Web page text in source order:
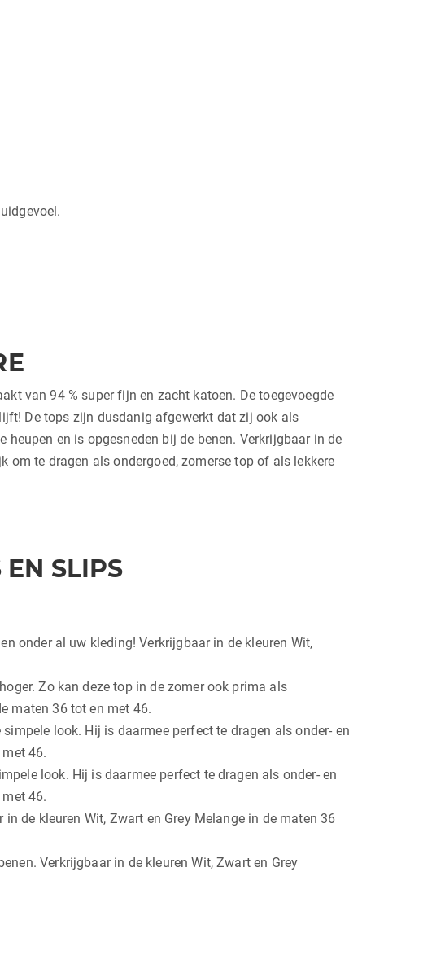
van 94 % super fijn en zacht katoen. De toegevoegde
De tops zijn dusdanig afgewerkt dat zij ook als
en is opgesneden bij de benen. Verkrijgbaar in de
om te dragen als ondergoed, zomerse top of als lekkere
SLIPS
onder al uw kleding! Verkrijgbaar in de kleuren Wit,
Zo kan deze top in de zomer ook prima als
maten 36 tot en met 46.
look. Hij is daarmee perfect te dragen als onder- en
46.
look. Hij is daarmee perfect te dragen als onder- en
46.
de kleuren Wit, Zwart en Grey Melange in de maten 36
Verkrijgbaar in de kleuren Wit, Zwart en Grey